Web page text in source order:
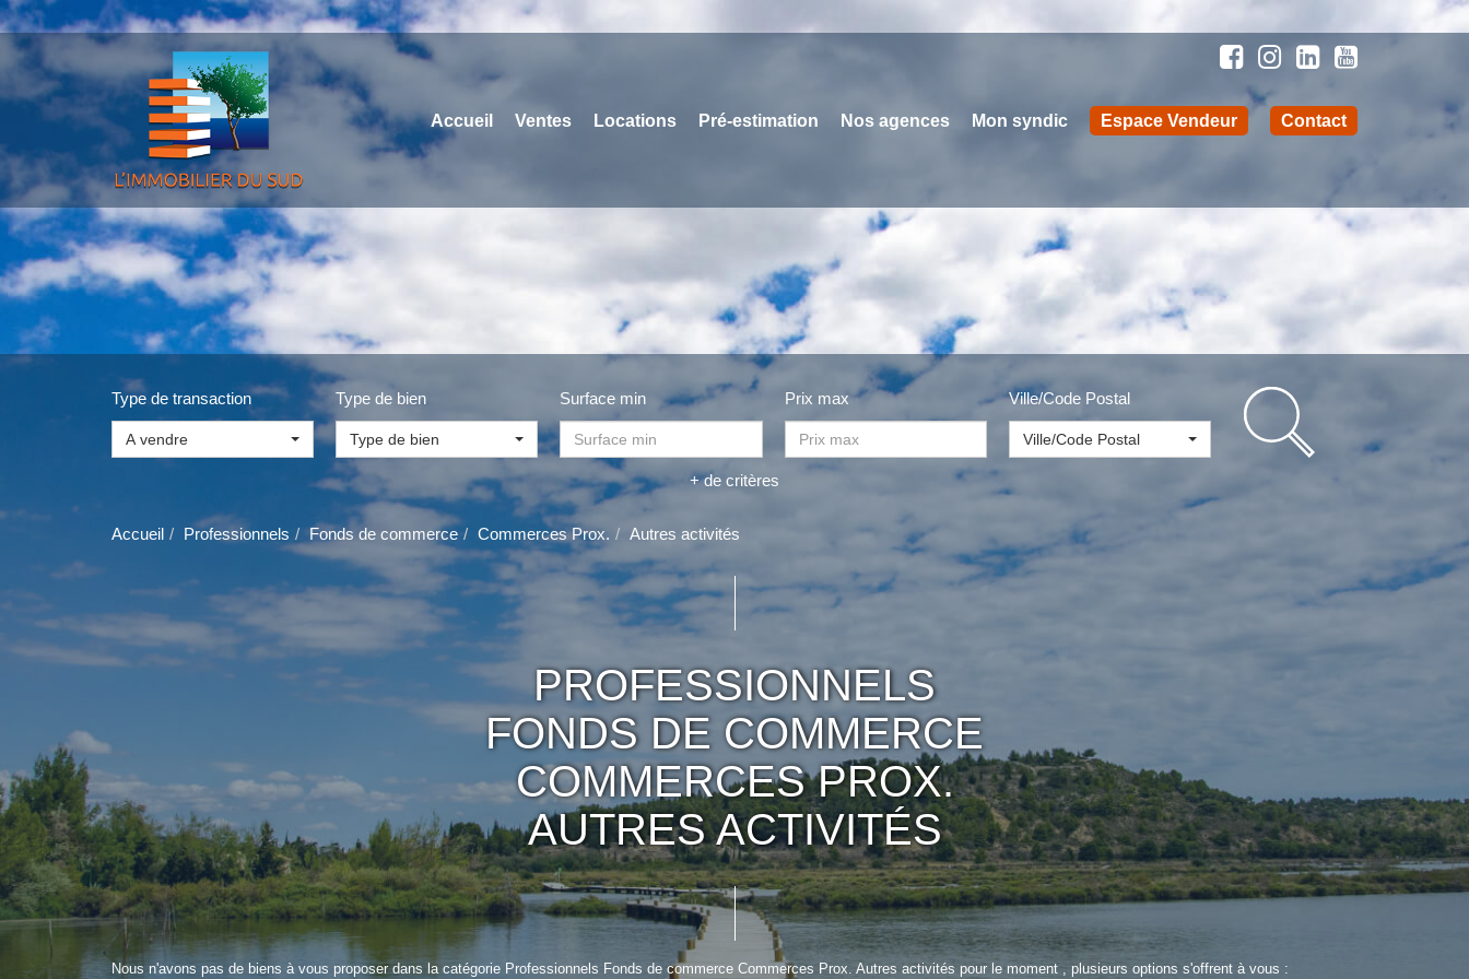
Accueil Ventes Locations Pré-estimation Nos agences Mon syndic Espace Vendeur Contact
Type de transaction
A vendre
Type de bien
Type de bien
Surface min Prix max Ville/Code Postal
Ville/Code Postal
+ de critères
Accueil Professionnels Fonds de commerce Commerces Prox. Autres activités
PROFESSIONNELS
FONDS DE COMMERCE
COMMERCES PROX.
AUTRES ACTIVITÉS
Nous n'avons pas de biens à vous proposer dans la catégorie Professionnels Fonds de commerce Commerces Prox. Autres activités pour le moment , plusieurs options s'offrent à vous :